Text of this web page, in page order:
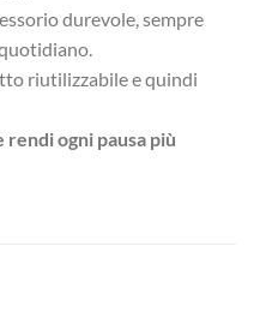
durevole, sempre
riutilizzabile e quindi
ogni pausa più